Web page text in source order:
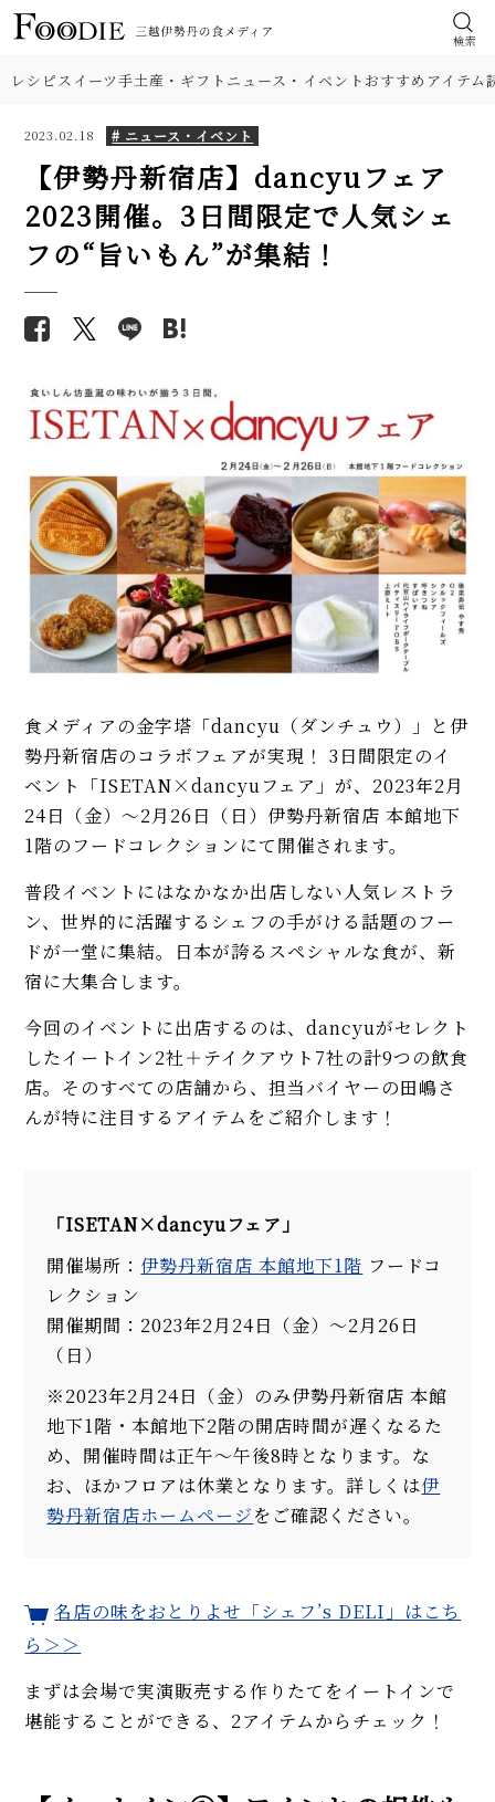
検索
レシピスイーツ手土産・ギフト ニュース・イベントおすすめアイテム
2023.02.18 # ニュース・イベント
【伊勢丹新宿店】dancyuフェア
2023開催。3日間限定で人気シェ
フの“旨いもん”が集結！
食メディアの金字塔「dancyu（ダンチュウ）」と伊
勢丹新宿店のコラボフェアが実現！ 3日間限定のイ
ベント「ISETAN×dancyuフェア」が、2023年2月
24日（金）〜2月26日（日）伊勢丹新宿店 本館地下
1階のフードコレクションにて開催されます。
普段イベントにはなかなか出店しない人気レストラ
ン、世界的に活躍するシェフの手がける話題のフー
ドが一堂に集結。日本が誇るスペシャルな食が、新
宿に大集合します。
今回のイベントに出店するのは、dancyuがセレクト
したイートイン2社＋テイクアウト7社の計9つの飲食
店。そのすべての店舗から、担当バイヤーの田嶋さ
んが特に注目するアイテムをご紹介します！
「ISETAN×dancyuフェア」
開催場所： 伊勢丹新宿店 本館地下1階 フードコ
レクション
開催期間：2023年2月24日（金）〜2月26日
（日）
※2023年2月24日（金）のみ伊勢丹新宿店 本館
地下1階・本館地下2階の開店時間が遅くなるた
め、開催時間は正午～午後8時となります。な
お、ほかフロアは休業となります。詳しくは伊
勢丹新宿店ホームページをご確認ください。
名店の味をおとりよせ「シェフ’s DELI」はこち
ら＞＞
まずは会場で実演販売する作りたてをイートインで
堪能することができる、2アイテムからチェック！